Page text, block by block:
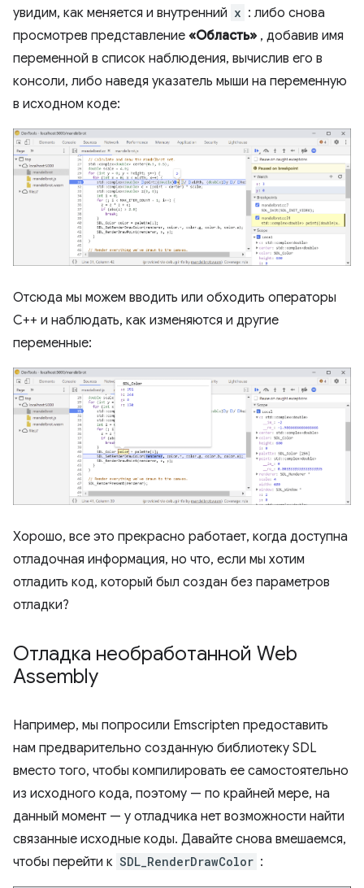
увидим, как меняется и внутренний x : либо снова
просмотрев представление «Область» , добавив имя
переменной в список наблюдения, вычислив его в
консоли, либо наведя указатель мыши на переменную
в исходном коде:
Отсюда мы можем вводить или обходить операторы
C++ и наблюдать, как изменяются и другие
переменные:
Хорошо, все это прекрасно работает, когда доступна
отладочная информация, но что, если мы хотим
отладить код, который был создан без параметров
отладки?
Отладка необработанной Web
Assembly
Например, мы попросили Emscripten предоставить
нам предварительно созданную библиотеку SDL
вместо того, чтобы компилировать ее самостоятельно
из исходного кода, поэтому — по крайней мере, на
данный момент — у отладчика нет возможности найти
связанные исходные коды. Давайте снова вмешаемся,
чтобы перейти к SDL_RenderDrawColor :